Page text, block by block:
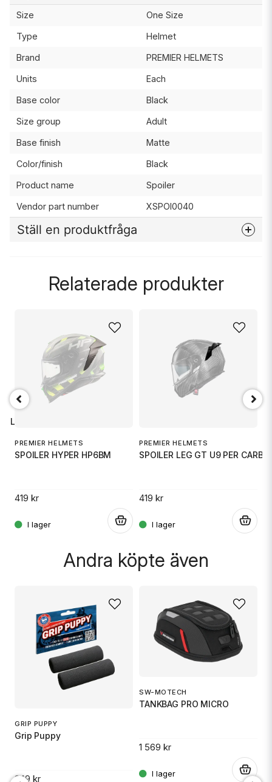
Size One Size
Type Helmet
Brand PREMIER HELMETS
Units Each
Base color Black
Size group Adult
Base finish Matte
Color/finish Black
Product name Spoiler
Vendor part number XSPOI0040
Ställ en produktfråga
Mejladress
Relaterade produkter
B
PREMIER HELMETS
SPOILER HYPER HP6BM
419 kr
PREMIER HELMETS
SPOILER LEG GT U9 PER
419 kr
Andra köpte även
GRIP PUPPY
Grip Puppy
249 kr
SW-MOTECH
TANKBAG PRO MICRO
1 569 kr